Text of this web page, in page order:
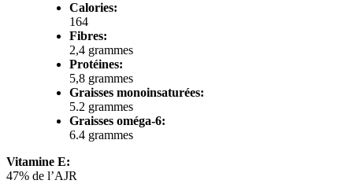
Calories:
164
Fibres:
2,4 grammes
Protéines:
5,8 grammes
Graisses monoinsaturées:
5.2 grammes
Graisses oméga-6:
6.4 grammes
Vitamine E:
47% de l’AJR